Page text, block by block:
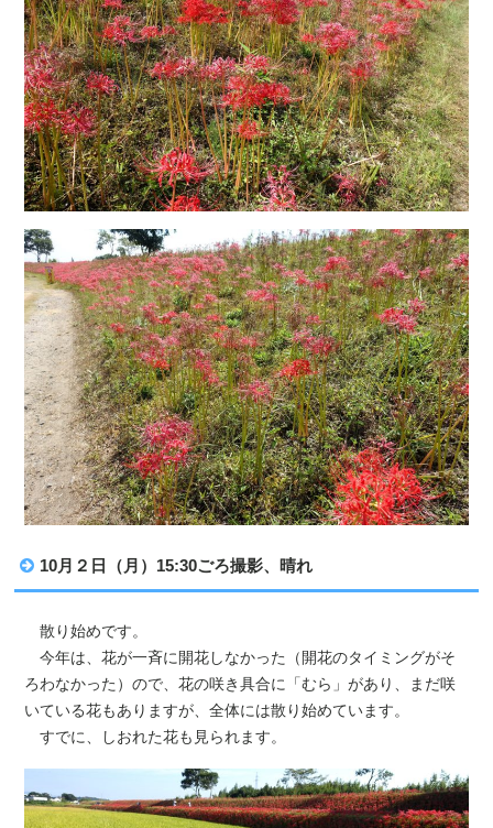
10月２日（月）15:30ごろ撮影、晴れ
散り始めです。
今年は、花が一斉に開花しなかった（開花のタイミングがそ
ろわなかった）ので、花の咲き具合に「むら」があり、まだ咲
いている花もありますが、全体には散り始めています。
すでに、しおれた花も見られます。